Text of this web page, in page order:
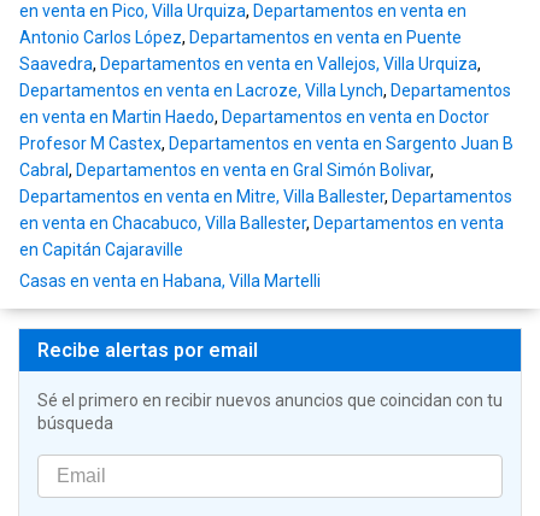
en venta en Pico, Villa Urquiza, Departamentos en venta en
Antonio Carlos López, Departamentos en venta en Puente
Saavedra, Departamentos en venta en Vallejos, Villa Urquiza,
Departamentos en venta en Lacroze, Villa Lynch, Departamentos
en venta en Martin Haedo, Departamentos en venta en Doctor
Profesor M Castex, Departamentos en venta en Sargento Juan B
Cabral, Departamentos en venta en Gral Simón Bolivar,
Departamentos en venta en Mitre, Villa Ballester, Departamentos
en venta en Chacabuco, Villa Ballester, Departamentos en venta
en Capitán Cajaraville
Casas en venta en Habana, Villa Martelli
Recibe alertas por email
Sé el primero en recibir nuevos anuncios que coincidan con tu
búsqueda